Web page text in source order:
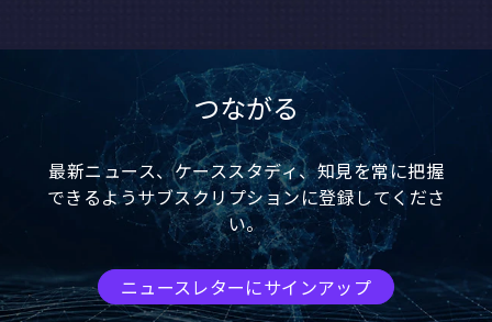
つながる
最新ニュース、ケーススタディ、知見を常に把握
できるようサブスクリプションに登録してくださ
い。
ニュースレターにサインアップ